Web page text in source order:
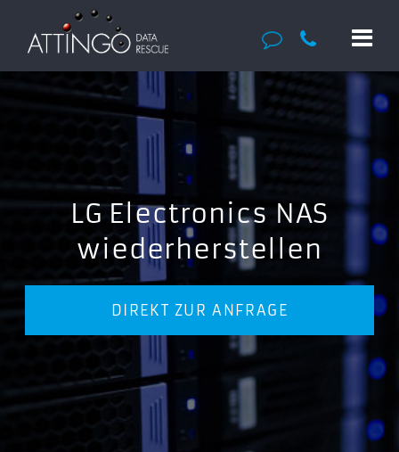
LG Electronics NAS
wiederherstellen
DIREKT ZUR ANFRAGE